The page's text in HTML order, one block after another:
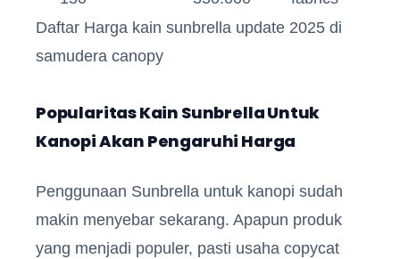
Daftar Harga kain sunbrella update 2025 di
samudera canopy
Popularitas Kain Sunbrella Untuk
Kanopi Akan Pengaruhi Harga
Penggunaan Sunbrella untuk kanopi sudah
makin menyebar sekarang. Apapun produk
yang menjadi populer, pasti usaha copycat